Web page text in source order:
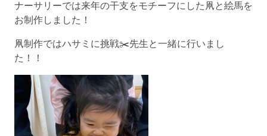
ナーサリーでは来年の干支をモチーフにした凧と絵馬を
お制作しました！
凧制作ではハサミに挑戦✂️先生と一緒に行いまし
た！！